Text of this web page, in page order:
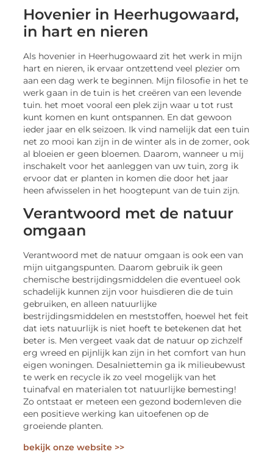
Hovenier in Heerhugowaard,
in hart en nieren
Als hovenier in Heerhugowaard zit het werk in mijn
hart en nieren, ik ervaar ontzettend veel plezier om
aan een dag werk te beginnen. Mijn filosofie in het te
werk gaan in de tuin is het creëren van een levende
tuin. het moet vooral een plek zijn waar u tot rust
kunt komen en kunt ontspannen. En dat gewoon
ieder jaar en elk seizoen. Ik vind namelijk dat een tuin
net zo mooi kan zijn in de winter als in de zomer, ook
al bloeien er geen bloemen. Daarom, wanneer u mij
inschakelt voor het aanleggen van uw tuin, zorg ik
ervoor dat er planten in komen die door het jaar
heen afwisselen in het hoogtepunt van de tuin zijn.
Verantwoord met de natuur
omgaan
Verantwoord met de natuur omgaan is ook een van
mijn uitgangspunten. Daarom gebruik ik geen
chemische bestrijdingsmiddelen die eventueel ook
schadelijk kunnen zijn voor huisdieren die de tuin
gebruiken, en alleen natuurlijke
bestrijdingsmiddelen en meststoffen, hoewel het feit
dat iets natuurlijk is niet hoeft te betekenen dat het
beter is. Men vergeet vaak dat de natuur op zichzelf
erg wreed en pijnlijk kan zijn in het comfort van hun
eigen woningen. Desalniettemin ga ik milieubewust
te werk en recycle ik zo veel mogelijk van het
tuinafval en materialen tot natuurlijke bemesting!
Zo ontstaat er meteen een gezond bodemleven die
een positieve werking kan uitoefenen op de
groeiende planten.
bekijk onze website >>